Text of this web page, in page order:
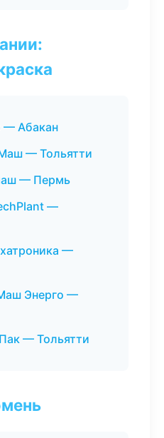
— Абакан
— Тольятти
— Пермь
—
—
Энерго —
— Тольятти